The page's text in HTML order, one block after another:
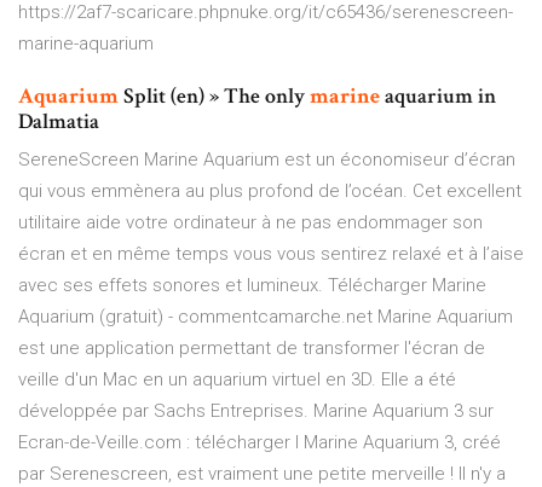
https://2af7-scaricare.phpnuke.org/it/c65436/serenescreen-
marine-aquarium
AquariumSplit (en) » The onlymarineaquarium in
Dalmatia
SereneScreen Marine Aquarium est un économiseur d’écran
qui vous emmènera au plus profond de l’océan. Cet excellent
utilitaire aide votre ordinateur à ne pas endommager son
écran et en même temps vous vous sentirez relaxé et à l’aise
avec ses effets sonores et lumineux. Télécharger Marine
Aquarium (gratuit) - commentcamarche.net Marine Aquarium
est une application permettant de transformer l'écran de
veille d'un Mac en un aquarium virtuel en 3D. Elle a été
développée par Sachs Entreprises. Marine Aquarium 3 sur
Ecran-de-Veille.com : télécharger l Marine Aquarium 3, créé
par Serenescreen, est vraiment une petite merveille ! Il n'y a